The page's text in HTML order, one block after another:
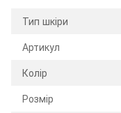
Тип шкіри
Артикул
Колір
Розмір